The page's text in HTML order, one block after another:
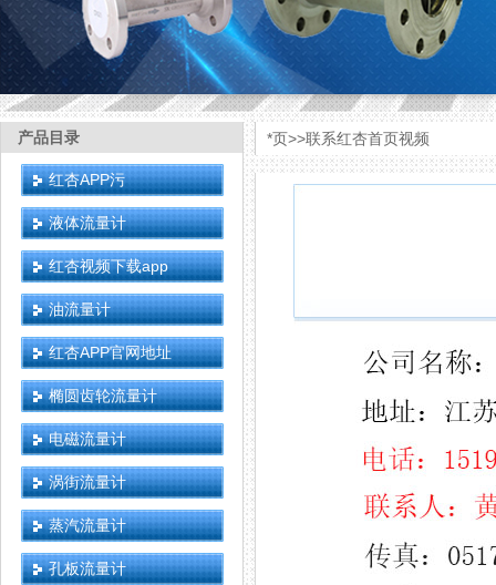
产品目录
红杏APP污
液体流量计
红杏视频下载app
油流量计
红杏APP官网地址
椭圆齿轮流量计
电磁流量计
涡街流量计
蒸汽流量计
孔板流量计
*页>>联系红杏首页视频